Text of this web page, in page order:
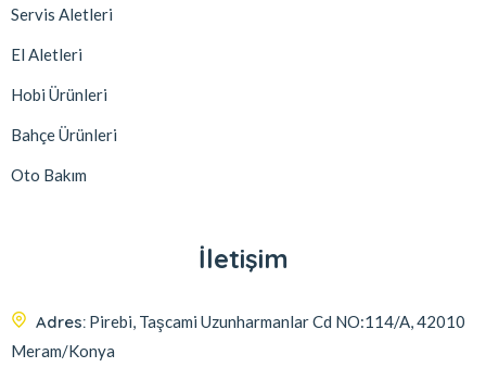
Servis Aletleri
El Aletleri
Hobi Ürünleri
Bahçe Ürünleri
Oto Bakım
İletişim
Adres: Pirebi, Taşcami Uzunharmanlar Cd NO:114/A, 42010
Meram/Konya